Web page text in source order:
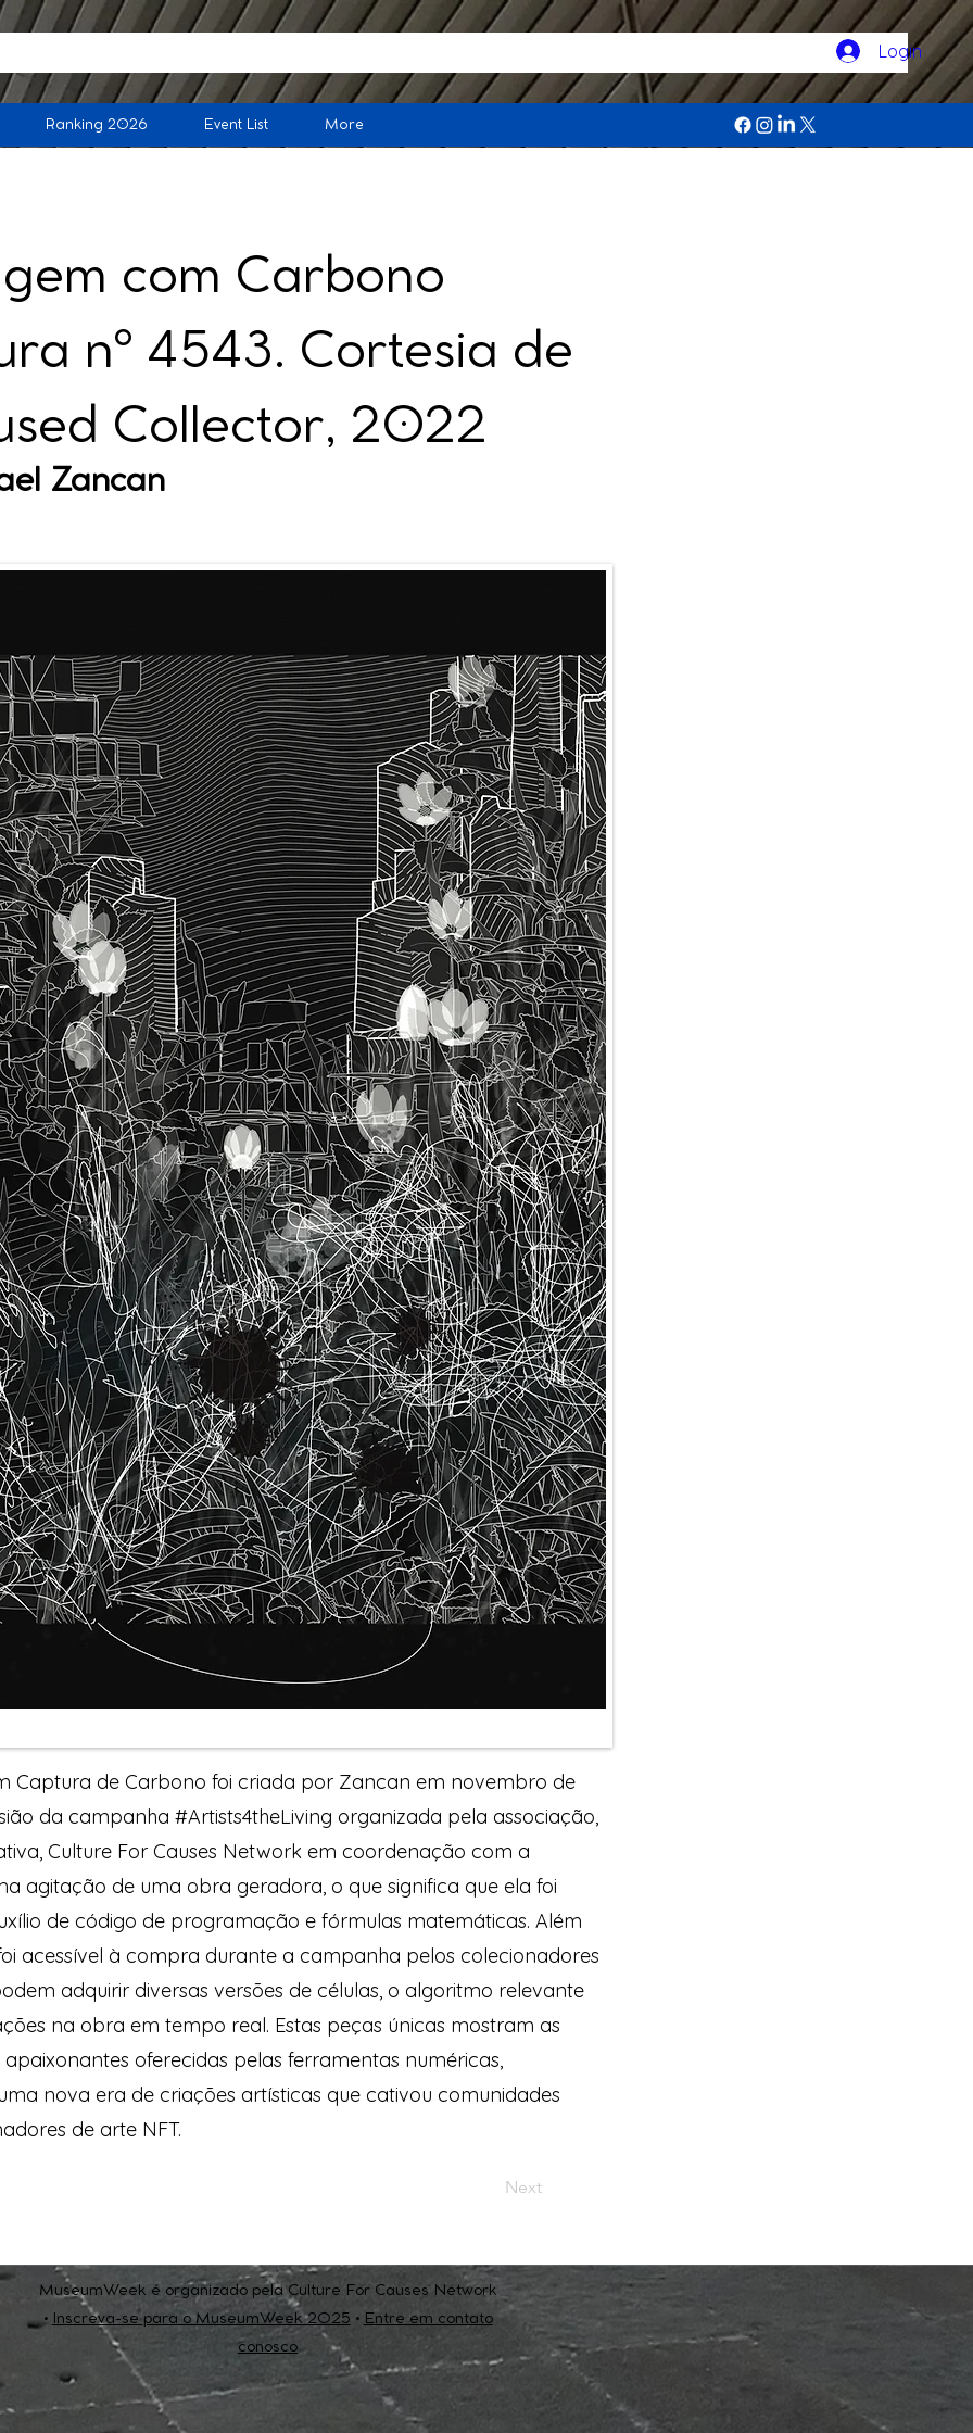
Login
Ranking 2026 Event List More
com Carbono
nº 4543. Cortesia de
Collector, 2022
Zancan
Captura de Carbono foi criada por Zancan em novembro de
da campanha #Artists4theLiving organizada pela associação,
Culture For Causes Network em coordenação com a
agitação de uma obra geradora, o que significa que ela foi
de código de programação e fórmulas matemáticas. Além
acessível à compra durante a campanha pelos colecionadores
adquirir diversas versões de células, o algoritmo relevante
na obra em tempo real. Estas peças únicas mostram as
apaixonantes oferecidas pelas ferramentas numéricas,
nova era de criações artísticas que cativou comunidades
de arte NFT.
Next
MuseumWeek é organizado pela Culture For Causes Network
•
Inscreva-se para o MuseumWeek 2025 • Entre em contato
conosco